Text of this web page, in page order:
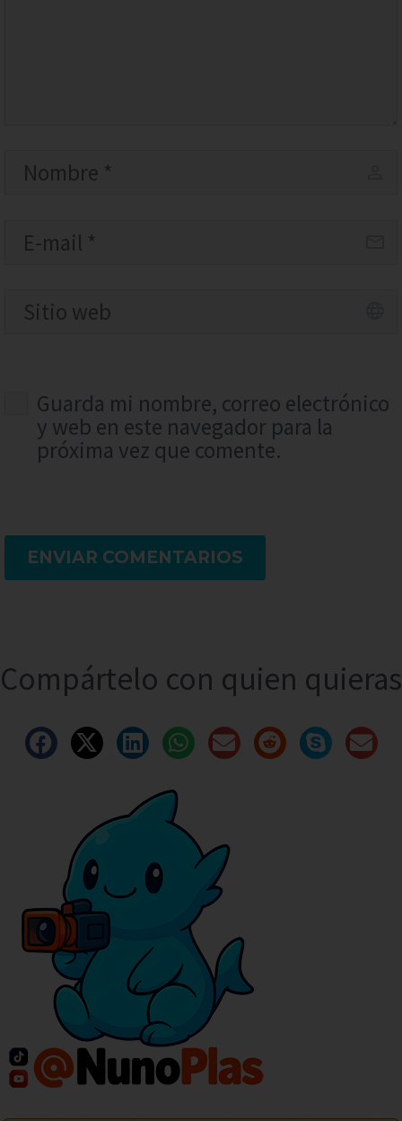
Guarda mi nombre, correo electrónico
y web en este navegador para la
próxima vez que comente.
ENVIAR COMENTARIOS
Compártelo con quien quieras